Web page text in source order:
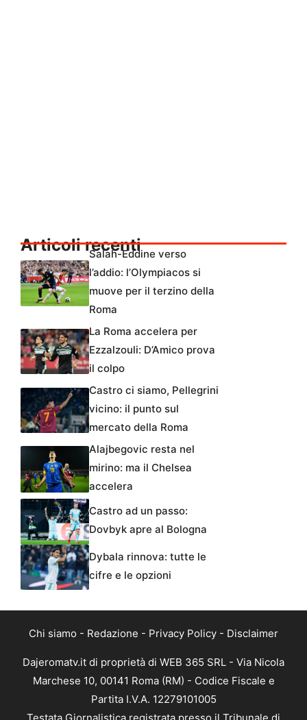
Articoli recenti
Salah-Eddine verso
l’addio: l’Olympiacos si
muove per il terzino della
Roma
La Roma accelera per
Ezzalzouli: D’Amico prova
il colpo
Castro ci siamo, Pellegrini
vicino: il punto sul
mercato della Roma
Alajbegovic resta nel
mirino: ma il Chelsea
accelera
Castro ad un passo:
Dovbyk apre al Bologna
Dybala rinnova: tutte le
cifre e le opzioni
Chi siamo - Redazione - Privacy Policy - Disclaimer
Dajeromatv.it di proprietà di WEB 365 SRL - Via Nicola
Marchese 10, 00141 Roma (RM) - Codice Fiscale e
Partita I.V.A. 12279101005